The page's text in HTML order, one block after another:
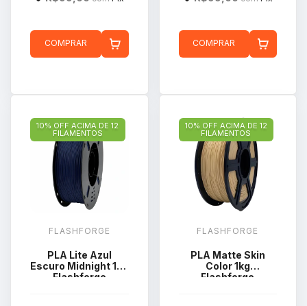
COMPRAR COMPRAR
10% OFF ACIMA DE 12
FILAMENTOS
FLASHFORGE
PLA Lite Azul
Escuro Midnight 1kg
Flashforge
10% OFF ACIMA DE 12
FILAMENTOS
FLASHFORGE
PLA Matte Skin
Color 1kg
Flashforge